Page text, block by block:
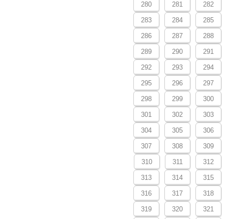
280 281 282
283 284 285
286 287 288
289 290 291
292 293 294
295 296 297
298 299 300
301 302 303
304 305 306
307 308 309
310 311 312
313 314 315
316 317 318
319 320 321